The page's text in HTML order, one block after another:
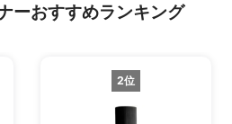
ーおすすめランキング
2位